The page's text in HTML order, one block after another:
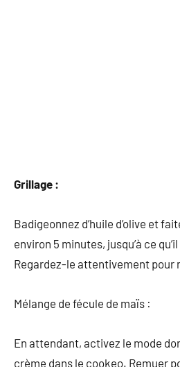
Grillage :
Badigeonnez d’huile d’olive et
environ 5 minutes, jusqu’à ce
Regardez-le attentivement pour
Mélange de fécule de maïs :
En attendant, activez le mode
crème dans le cookeo. Remuer